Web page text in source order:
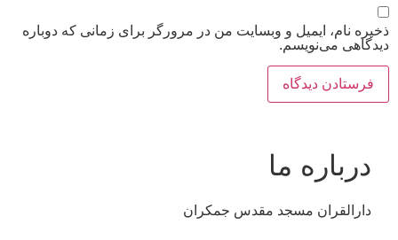
ذخیره نام، ایمیل و وبسایت من در مرورگر برای زمانی که دوباره
دیدگاهی می‌نویسم.
درباره ما
دارالقران مسجد مقدس جمکران